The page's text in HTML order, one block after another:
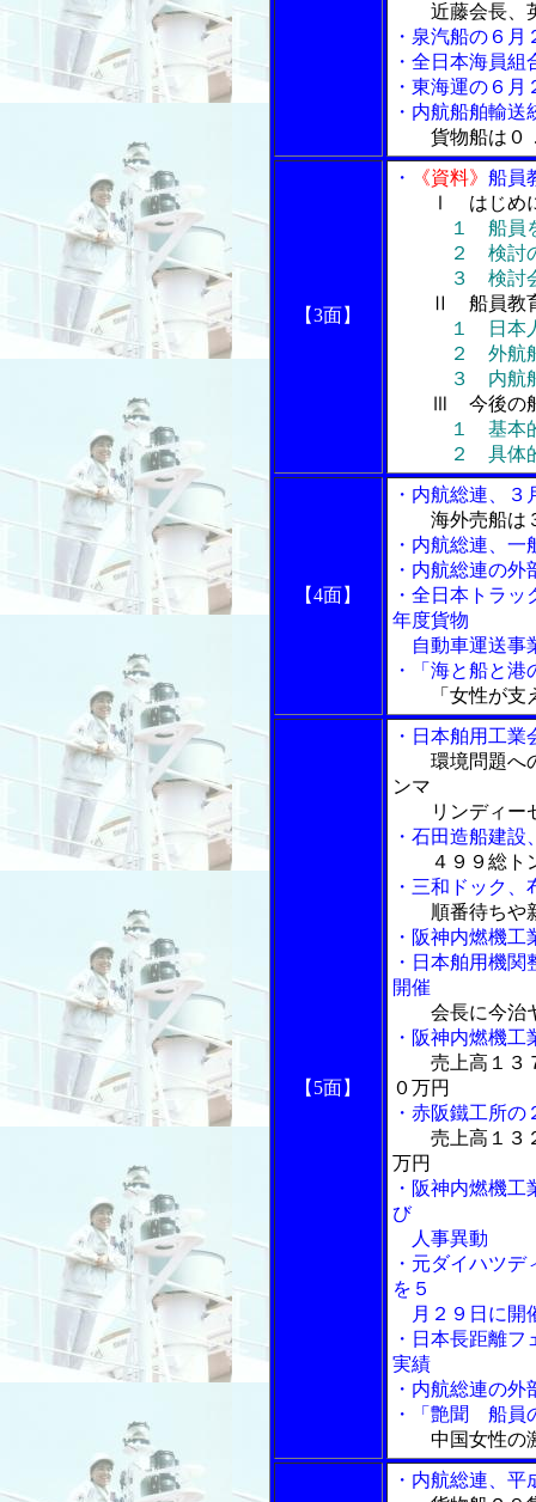
近藤会長、
・泉汽船の６
・全日本海員
・東海運の６
・内航船舶輸送
貨物船は０
【3面】
・ 《資料》 船員
Ⅰ はじめ
１ 船員
２ 検討の
３ 検討会
Ⅱ 船員教
１ 日本
２ 外航船
３ 内航船
Ⅲ 今後の
１ 基本
２ 具体
【4面】
・内航総連、
海外売船は
・内航総連、
・内航総連の外
・全日本トラ
年度貨物
自動車運送事
・「海と船と港
「女性が支
【5面】
・日本舶用工
環境問題へ
ンマ
リンディーゼ
・石田造船建
４９９総ト
・三和ドック
順番待ちや
・阪神内燃機
・日本舶用機
開催
会長に今治
・阪神内燃機
売上高１３
０万円
・赤阪鐵工所
売上高１３
万円
・阪神内燃機
び
人事異動
・元ダイハツ
を５
月２９日に開
・日本長距離
実績
・内航総連の外
・「艶聞 船員
中国女性の
・内航総連、